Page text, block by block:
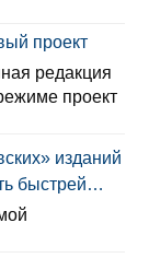
проект
редакция
проект
изданий
быстрей…